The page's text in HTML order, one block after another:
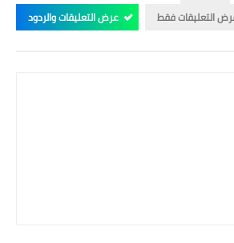
التعليقات فقط
عرض التعليقات والردود